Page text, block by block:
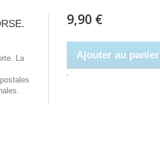
La
9,90 €
Ajouter au panier